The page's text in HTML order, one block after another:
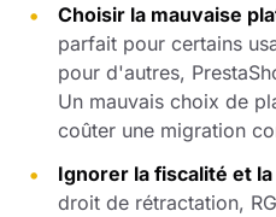
Choisir la mauvaise
parfait pour certains
pour d'autres,
Un mauvais choix de
coûter une migration
Ignorer la fiscalité et
droit de rétractation,